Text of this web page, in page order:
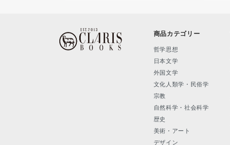
商品カテゴリー
哲学思想
日本文学
外国文学
文化人類学・民俗学
宗教
自然科学・社会科学
歴史
美術・アート
デザイン